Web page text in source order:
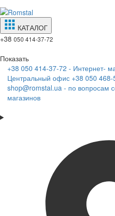
КАТАЛОГ
+38 050 414-37-72
Показать
+38 050 414-37-72 - Интернет-
Центральный офис +38 050
shop@romstal.ua - по вопросам
магазинов